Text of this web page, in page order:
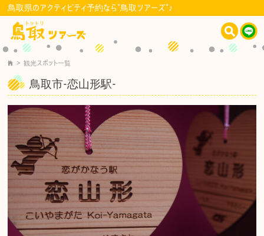
鳥取県のアクティビティ予約なら"鳥取ツアーズ"♪
>観光スポット一覧
鳥取市-恋山形駅-